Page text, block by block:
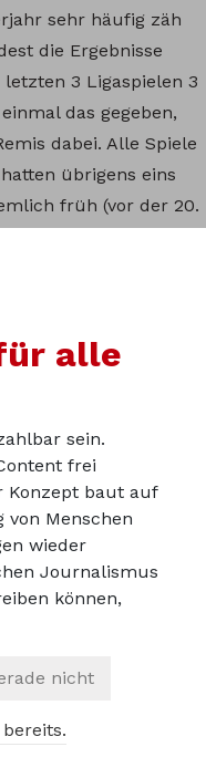
sehr häufig zäh
die Ergebnisse
3 Ligaspielen 3
das gegeben,
dabei. Alle Spiele
übrigens eins
früh (vor der 20.
was es nicht schon
Dinge so häufig
dann wird es
werdenden
Die Plätze
einer
leichter macht.
Beinen und einem
„leichte“ ungewohnt
kommen ein paar
Gegnern, die sonst
alle
sein.
frei
Konzept baut auf
Menschen
wieder
Journalismus
können,
nicht